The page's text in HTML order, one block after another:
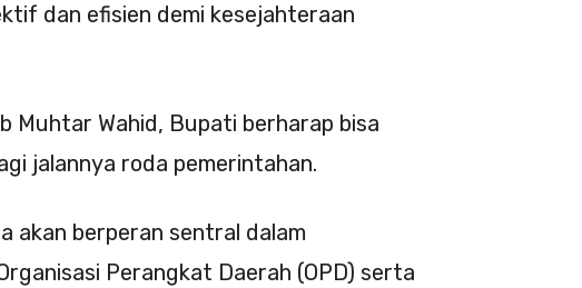
dan efisien demi kesejahteraan
Muhtar Wahid, Bupati berharap bisa
jalannya roda pemerintahan.
akan berperan sentral dalam
Perangkat Daerah (OPD) serta